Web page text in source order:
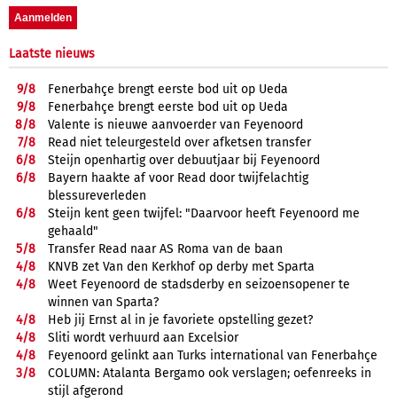
Laatste nieuws
9/8
Fenerbahçe brengt eerste bod uit op Ueda
9/8
Fenerbahçe brengt eerste bod uit op Ueda
8/8
Valente is nieuwe aanvoerder van Feyenoord
7/8
Read niet teleurgesteld over afketsen transfer
6/8
Steijn openhartig over debuutjaar bij Feyenoord
6/8
Bayern haakte af voor Read door twijfelachtig
blessureverleden
6/8
Steijn kent geen twijfel: "Daarvoor heeft Feyenoord me
gehaald"
5/8
Transfer Read naar AS Roma van de baan
4/8
KNVB zet Van den Kerkhof op derby met Sparta
4/8
Weet Feyenoord de stadsderby en seizoensopener te
winnen van Sparta?
4/8
Heb jij Ernst al in je favoriete opstelling gezet?
4/8
Sliti wordt verhuurd aan Excelsior
4/8
Feyenoord gelinkt aan Turks international van Fenerbahçe
3/8
COLUMN: Atalanta Bergamo ook verslagen; oefenreeks in
stijl afgerond